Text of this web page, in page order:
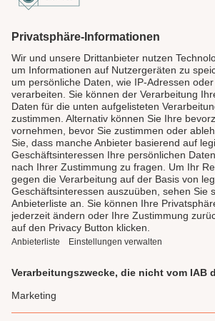
SICHER BEZAHLEN
LAUX DELI
SERVICE
GENIESSEN
UNSERE LIEBLINGE